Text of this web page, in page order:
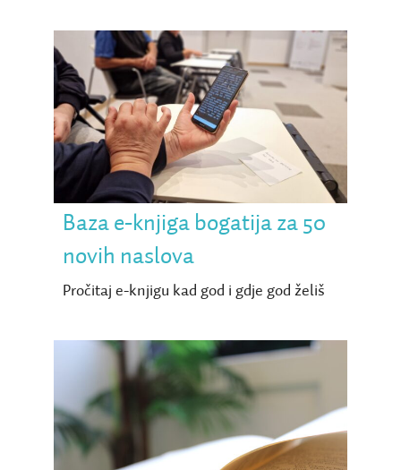
Baza e-knjiga bogatija za
50 novih naslova
Baza e-knjiga bogatija za 50
novih naslova
Pročitaj e-knjigu kad god i gdje god želiš
Zvučne e-knjige – nova
usluga Gradske knjižnice